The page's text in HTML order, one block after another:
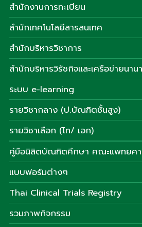
สำนักงานการทะเบียน
สำนักเทคโนโลยีสารสนเทศ
สำนักบริหารวิชาการ
สำนักบริหารวิรัชกิจและเครือข่ายนาน
ระบบ e-learning
รายวิชากลาง (ป.บัณฑิตชั้นสูง)
รายวิชาเลือก (โท/ เอก)
คู่มือนิสิตบัณฑิตศึกษา คณะแพทยศา
แบบฟอร์มต่างๆ
Thai Clinical Trials Registry
รวมภาพกิจกรรม